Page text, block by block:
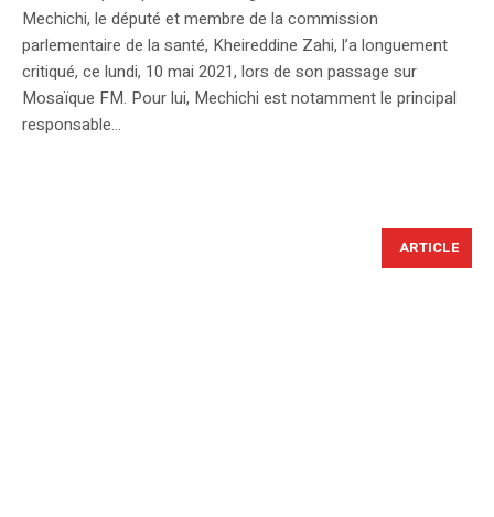
Mechichi, le député et membre de la commission
parlementaire de la santé, Kheireddine Zahi, l’a longuement
critiqué, ce lundi, 10 mai 2021, lors de son passage sur
Mosaïque FM. Pour lui, Mechichi est notamment le principal
responsable...
ARTICLE